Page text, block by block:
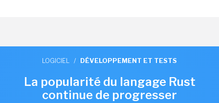
LOGICIEL / DÉVELOPPEMENT ET TESTS
La popularité du langage Rust
continue de progresser